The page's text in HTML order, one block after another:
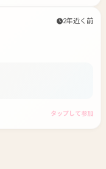
2年近く前
タップして参加